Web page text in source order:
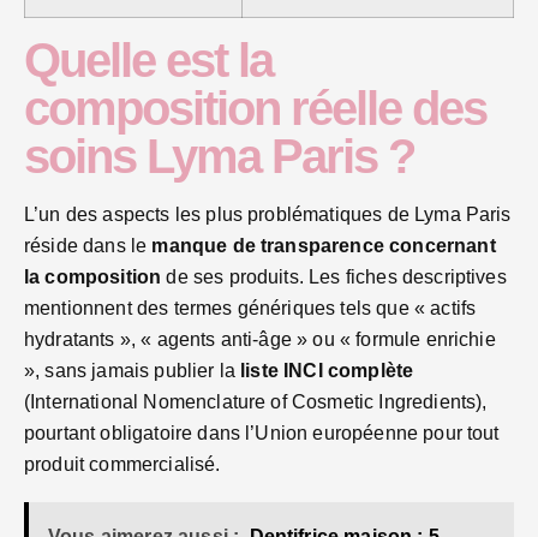
Quelle est la
composition réelle des
soins Lyma Paris ?
L’un des aspects les plus problématiques de Lyma Paris
réside dans le manque de transparence concernant
la composition de ses produits. Les fiches descriptives
mentionnent des termes génériques tels que « actifs
hydratants », « agents anti-âge » ou « formule enrichie
», sans jamais publier la liste INCI complète
(International Nomenclature of Cosmetic Ingredients),
pourtant obligatoire dans l’Union européenne pour tout
produit commercialisé.